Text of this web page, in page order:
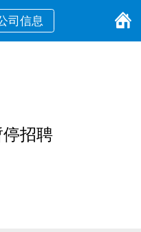
司信息
招聘